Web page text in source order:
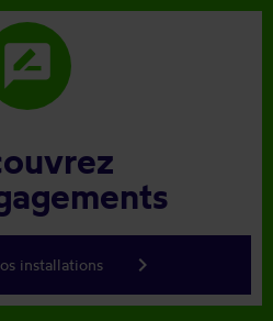
rate_review
installations keyboard_arrow_right